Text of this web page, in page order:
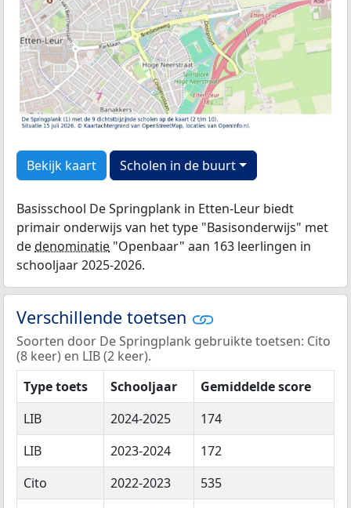
Bekijk kaart Scholen in de buurt
Basisschool De Springplank in Etten-Leur biedt
primair onderwijs van het type "Basisonderwijs" met
dedenominatie "Openbaar" aan 163 leerlingen in
schooljaar 2025-2026.
Verschillende toetsen
Soorten door De Springplank gebruikte toetsen: Cito
(8 keer) en LIB (2 keer).
Type toets
Schooljaar
Gemiddelde score
LIB
2024-2025
174
LIB
2023-2024
172
Cito
2022-2023
535